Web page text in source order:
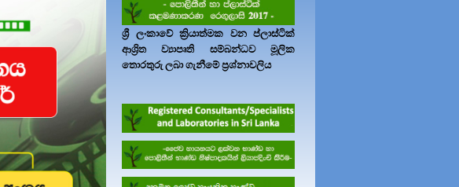
ශ්‍රී ලංකාවේ ක්‍රියාත්මක වන ප්ලාස්ටික්
ආශ්‍රිත ව්‍යාපෘති සම්බන්ධව මූලික
තොරතුරු ලබා ගැනීමේ ප්‍රශ්නාවලිය